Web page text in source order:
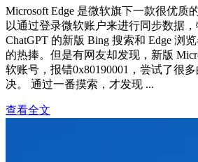
Microsoft Edge 是微软旗下一款很优质
以通过登录微软账户来进行同步数据
ChatGPT 的新版 Bing 搜索和 Edge 浏
的热捧。但是有网友却发现，新版
软账号，报错0x80190001，尝试了很
决。 通过一番摸索，才发现 ...
查看全文